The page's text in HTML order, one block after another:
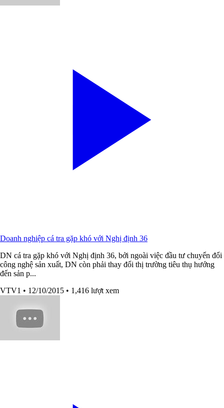
Doanh nghiệp cá tra gặp khó với Nghị định 36
DN cá tra gặp khó với Nghị định 36, bởi ngoài việc đầu tư chuyển đổi
công nghệ sản xuất, DN còn phải thay đổi thị trường tiêu thụ hướng
đến sản p...
VTV1 • 12/10/2015 • 1,416 lượt xem